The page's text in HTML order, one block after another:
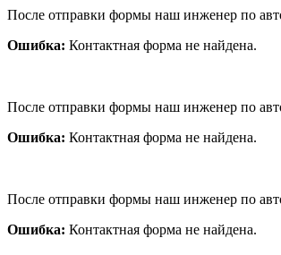
После отправки формы наш инженер по
Ошибка: Контактная форма не найдена.
После отправки формы наш инженер по
Ошибка: Контактная форма не найдена.
После отправки формы наш инженер по
Ошибка: Контактная форма не найдена.